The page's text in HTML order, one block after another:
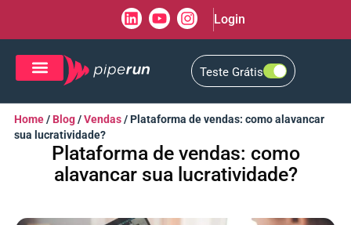
Login
Teste Grátis
Home/ Blog/Vendas/Plataforma de vendas: como alavancar
sua lucratividade?
Plataforma de vendas: como
alavancar sua lucratividade?